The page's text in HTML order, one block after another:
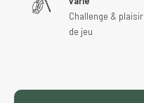
Challenge & plaisir
de jeu